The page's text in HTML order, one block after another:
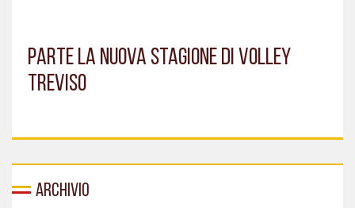
Parte la nuova stagione di Volley
Treviso
Archivio